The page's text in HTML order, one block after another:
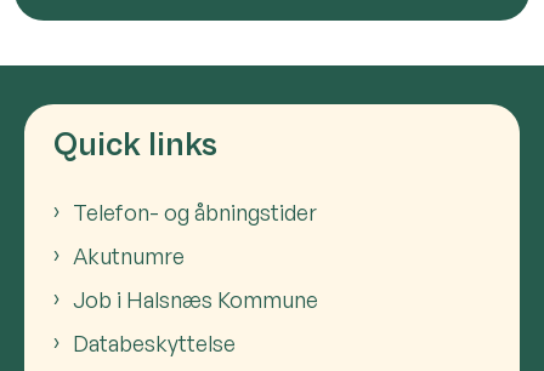
Quick links
Telefon- og åbningstider
Akutnumre
Job i Halsnæs Kommune
Databeskyttelse